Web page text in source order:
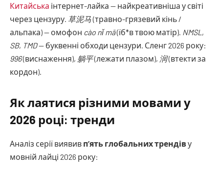
Китайська інтернет-лайка — найкреативніша у світі
через цензуру. 草泥马(травно-грязевий кінь /
альпака) — омофон cào nǐ mā(їб*в твою матір). NMSL ,
SB, TMD— буквенні обходи цензури. Сленг 2026 року:
996(виснаження), 躺平(лежати плазом), 润(втекти за
кордон).
Як лаятися різними мовами у
2026 році: тренди
Аналіз серії виявив п’ять глобальних трендіву
мовній лайці 2026 року: